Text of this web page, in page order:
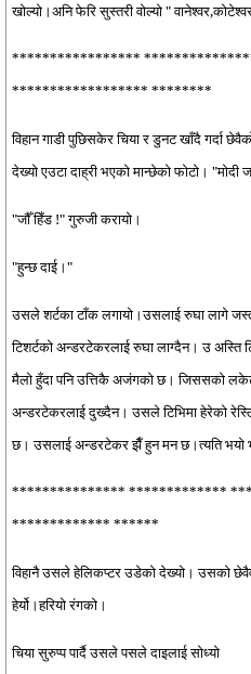
खोल्यो।अनि फेरि सुस्तरी वोल्यो "
*****************
****************** ********
विहान गाडी पुछिसकेर चिया र डुनट खाँदै गर्दा
देख्यो एउटा दाह्री भएको मान्छेको फोटो।
"जौँ हिँड !" गुरुजी करायो।
"हुन्छ दाई।"
उसले शर्टका टाँक लगायो।उसलाई रुघा लागे
टिशर्टको अन्डरटेकरलाई रुघा लाग्दैन। उ अस्ति
मैलो हुँदा पनि उत्तिकै अजंगको छ। जिससको
अन्डरटेकरलाई दुख्दैन। उसले टिभिमा हेरेको
छ। उसलाई अन्डरटेकर झैँ हुन मन छ।त्यति भयो
*************** *************
************* ******
विहानै उसले हेलिकप्टर उडेको देख्यो। उसको
हेर्यो।हरियो रंगको।
चिया सुरुप्प पार्दै उसले पसले दाइलाई सोध्यो